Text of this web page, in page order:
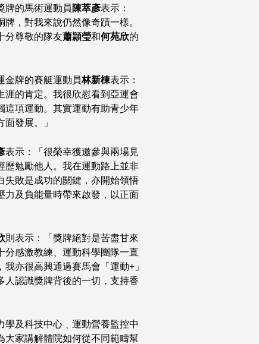
牌的馬術運動員 陳萃彥表示：
，對我來說仍然像奇蹟一樣。
分尊敬的隊友蕭頴瑩和何苑欣的
金牌的賽艇運動員林新棟表示：
涯的肯定。我很欣慰看到亞運會
這項運動。其實運動有助青少年
發展。」
表示：「很榮幸獲邀參與兩場見
歷勉勵他人。我在運動路上並非
失敗是成功的關鍵，亦開始領悟
力及負能量時帶來啟發，以正面
則表示：「獎牌絕對是苦盡甘來
分感激教練、運動科學團隊一直
亦很高興通過賽馬會「運動+」
人認識獎牌背後的一切，支持香
及科技中心﹑運動營養監控中
大家講解體院如何從不同範疇幫